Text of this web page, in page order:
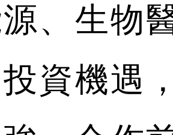
、生物
資機遇